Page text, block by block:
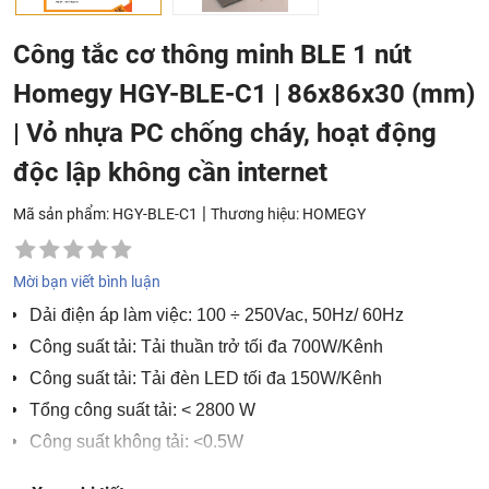
Công tắc cơ thông minh BLE 1 nút
Homegy HGY-BLE-C1 | 86x86x30 (mm)
| Vỏ nhựa PC chống cháy, hoạt động
độc lập không cần internet
Mã sản phẩm: HGY-BLE-C1 | Thương hiệu: HOMEGY
Mời bạn viết bình luận
Dải điện áp làm việc: 100 ÷ 250Vac, 50Hz/ 60Hz
Công suất tải: Tải thuần trở tối đa 700W/Kênh
Công suất tải: Tải đèn LED tối đa 150W/Kênh
Tổng công suất tải: < 2800 W
Công suất không tải: <0.5W